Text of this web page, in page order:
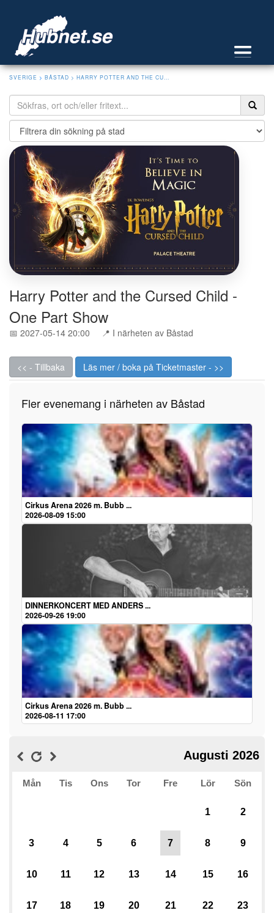
SVERIGE > BÅSTAD > HARRY POTTER AND THE CU...
Harry Potter and the Cursed Child -
One Part Show
📅 2027-05-14 20:00 📍 I närheten av Båstad
<< - Tillbaka Läs mer / boka på Ticketmaster - >>
Fler evenemang i närheten av Båstad
Cirkus Arena 2026 m. Bubb ...
2026-08-09 15:00
DINNERKONCERT MED ANDERS ...
2026-09-26 19:00
Cirkus Arena 2026 m. Bubb ...
2026-08-11 17:00
Augusti 2026
Mån Tis Ons Tor Fre Lör Sön
1 2
3 4 5 6 7 8 9
10 11 12 13 14 15 16
17 18 19 20 21 22 23